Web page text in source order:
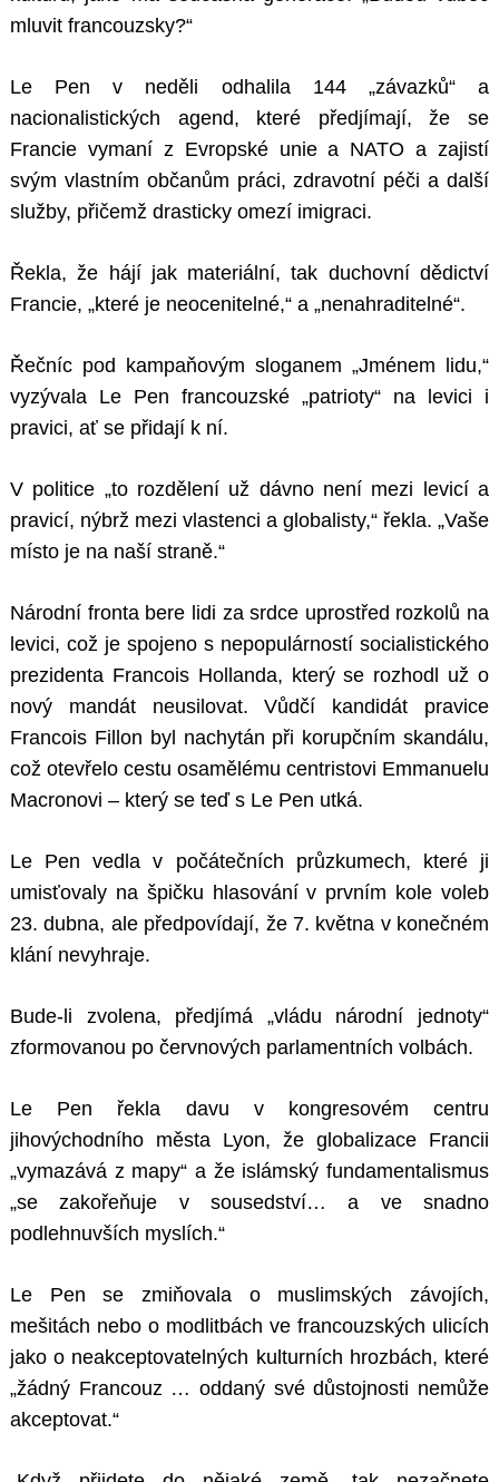
mluvit francouzsky?“
Le Pen v neděli odhalila 144 „závazků“ a
nacionalistických agend, které předjímají, že se
Francie vymaní z Evropské unie a NATO a zajistí
svým vlastním občanům práci, zdravotní péči a další
služby, přičemž drasticky omezí imigraci.
Řekla, že hájí jak materiální, tak duchovní dědictví
Francie, „které je neocenitelné,“ a „nenahraditelné“.
Řečníc pod kampaňovým sloganem „Jménem lidu,“
vyzývala Le Pen francouzské „patrioty“ na levici i
pravici, ať se přidají k ní.
V politice „to rozdělení už dávno není mezi levicí a
pravicí, nýbrž mezi vlastenci a globalisty,“ řekla. „Vaše
místo je na naší straně.“
Národní fronta bere lidi za srdce uprostřed rozkolů na
levici, což je spojeno s nepopulárností socialistického
prezidenta Francois Hollanda, který se rozhodl už o
nový mandát neusilovat. Vůdčí kandidát pravice
Francois Fillon byl nachytán při korupčním skandálu,
což otevřelo cestu osamělému centristovi Emmanuelu
Macronovi – který se teď s Le Pen utká.
Le Pen vedla v počátečních průzkumech, které ji
umisťovaly na špičku hlasování v prvním kole voleb
23. dubna, ale předpovídají, že 7. května v konečném
klání nevyhraje.
Bude-li zvolena, předjímá „vládu národní jednoty“
zformovanou po červnových parlamentních volbách.
Le Pen řekla davu v kongresovém centru
jihovýchodního města Lyon, že globalizace Francii
„vymazává z mapy“ a že islámský fundamentalismus
„se zakořeňuje v sousedství… a ve snadno
podlehnuvších myslích.“
Le Pen se zmiňovala o muslimských závojích,
mešitách nebo o modlitbách ve francouzských ulicích
jako o neakceptovatelných kulturních hrozbách, které
„žádný Francouz … oddaný své důstojnosti nemůže
akceptovat.“